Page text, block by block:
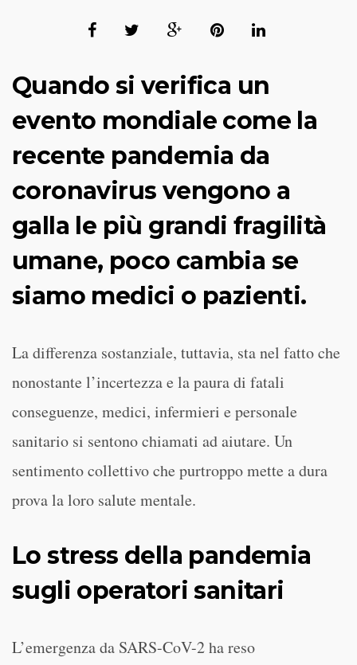
Quando si verifica un
evento mondiale come la
recente pandemia da
coronavirus vengono a
galla le più grandi fragilità
umane, poco cambia se
siamo medici o pazienti.
La differenza sostanziale, tuttavia, sta nel fatto che
nonostante l’incertezza e la paura di fatali
conseguenze, medici, infermieri e personale
sanitario si sentono chiamati ad aiutare. Un
sentimento collettivo che purtroppo mette a dura
prova la loro salute mentale.
Lo stress della pandemia
sugli operatori sanitari
L’emergenza da SARS-CoV-2 ha reso